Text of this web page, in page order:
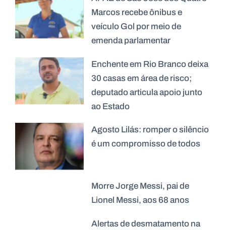
Marcos recebe ônibus e
veículo Gol por meio de
emenda parlamentar
Enchente em Rio Branco deixa
30 casas em área de risco;
deputado articula apoio junto
ao Estado
Agosto Lilás: romper o silêncio
é um compromisso de todos
Morre Jorge Messi, pai de
Lionel Messi, aos 68 anos
Alertas de desmatamento na